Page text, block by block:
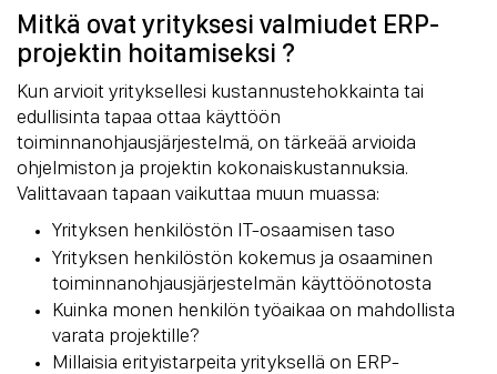
Mitkä ovat yrityksesi valmiudet ERP-
projektin hoitamiseksi ?
Kun arvioit yrityksellesi kustannustehokkainta tai
edullisinta tapaa ottaa käyttöön
toiminnanohjausjärjestelmä, on tärkeää arvioida
ohjelmiston ja projektin kokonaiskustannuksia.
Valittavaan tapaan vaikuttaa muun muassa:
Yrityksen henkilöstön IT-osaamisen taso
Yrityksen henkilöstön kokemus ja osaaminen
toiminnanohjausjärjestelmän käyttöönotosta
Kuinka monen henkilön työaikaa on mahdollista
varata projektille?
Millaisia erityistarpeita yrityksellä on ERP-